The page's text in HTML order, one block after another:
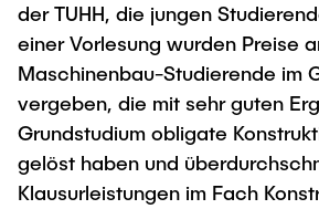
Institutes
Overview
der TUHH, die jungen
einer Vorlesung wurden Preise
Maschinenbau-Studierende im
vergeben, die mit sehr guten
Grundstudium obligate
gelöst haben und
Klausurleistungen im Fach